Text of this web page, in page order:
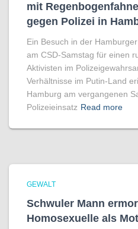
mit
gegen Polizei in
Ein Besuch in der
am CSD-Samstag für einen
Aktivisten im
Verhältnisse im Putin-Land
Hamburg am vergangenen
Polizeieinsatz Read more
GEWALT
Schwuler Mann
Homo­sexuelle als